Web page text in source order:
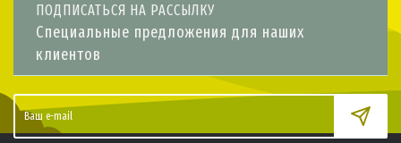
ПОДПИСАТЬСЯ НА РАССЫЛКУ
Специальные предложения для наших
клиентов